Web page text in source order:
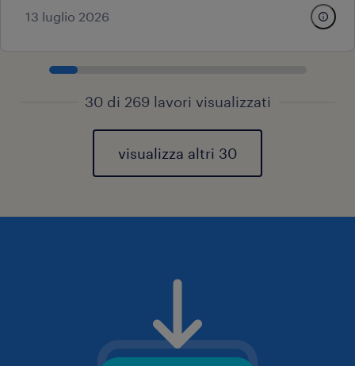
13 luglio 2026
30 di 269 lavori visualizzati
visualizza altri 30